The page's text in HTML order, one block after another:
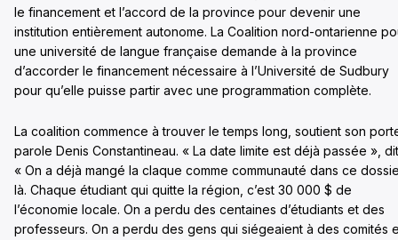
le financement et l’accord de la province pour devenir une
institution entièrement autonome. La Coalition nord-ontarienne
une université de langue française demande à la province
d’accorder le financement nécessaire à l’Université de Sudbury
pour qu’elle puisse partir avec une programmation complète.
La coalition commence à trouver le temps long, soutient son
parole Denis Constantineau. « La date limite est déjà passée »,
« On a déjà mangé la claque comme communauté dans ce
là. Chaque étudiant qui quitte la région, c’est 30 000 $ de
l’économie locale. On a perdu des centaines d’étudiants et des
professeurs. On a perdu des gens qui siégeaient à des comités